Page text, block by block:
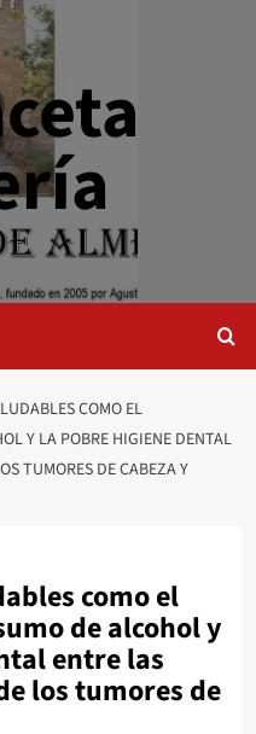
COMO EL
Y LA POBRE HIGIENE DENTAL
TUMORES DE CABEZA Y
como el
de alcohol y
entre las
los tumores de